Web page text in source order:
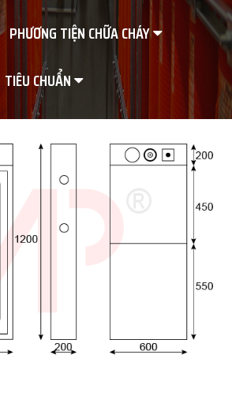
PHƯƠNG TIỆN CHỮA CHÁY
TIÊU CHUẨN